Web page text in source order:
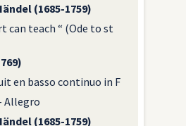
(1685-1759)
can teach “ (Ode to st
en basso continuo in F
Allegro
(1685-1759)